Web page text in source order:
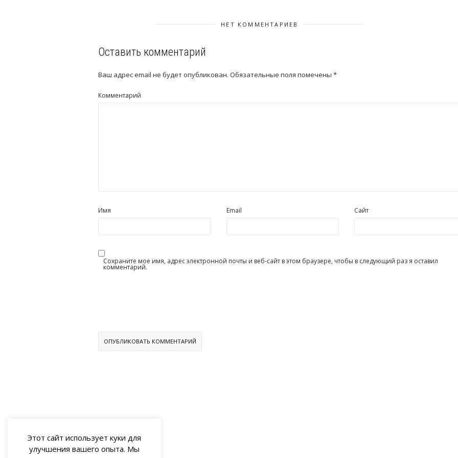
НЕТ КОММЕНТАРИЕВ
Оставить комментарий
Ваш адрес email не будет опубликован. Обязательные поля помечены *
Комментарий
Имя Email Сайт
Сохраните мое имя, адрес электронной почты и веб-сайт в этом браузере, чтобы в следующий раз я оставил
комментарий.
Этот сайт использует куки для
улучшения вашего опыта. Мы